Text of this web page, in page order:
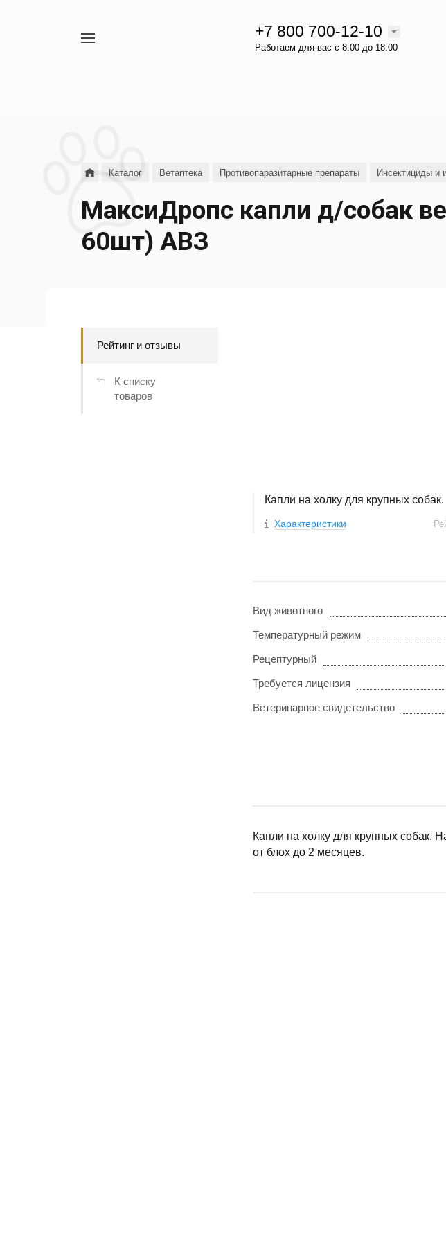
+7 800 700-12-10
Работаем для вас с 8:00 до 18:00
Каталог Ветаптека Противопаразитарные препараты Инсектициды и
МаксиДропс капли д/собак
60шт) АВЗ
Рейтинг и отзывы
К списку
товаров
Капли на холку для крупных собак.
Характеристики
Вид животного
Температурный режим
Рецептурный
Требуется лицензия
Ветеринарное свидетельство
Капли на холку для крупных собак.
от блох до 2 месяцев.